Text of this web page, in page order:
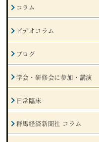
コラム
ビデオコラム
ブログ
学会・研修会に参加・講演
日常臨床
群馬経済新聞社 コラム